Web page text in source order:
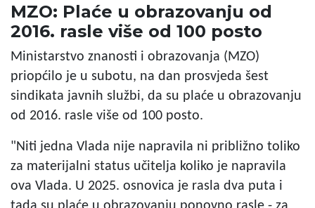
MZO: Plaće u obrazovanju od
2016. rasle više od 100 posto
Ministarstvo znanosti i obrazovanja (MZO)
priopćilo je u subotu, na dan prosvjeda šest
sindikata javnih službi, da su plaće u obrazovanju
od 2016. rasle više od 100 posto.
"Niti jedna Vlada nije napravila ni približno toliko
za materijalni status učitelja koliko je napravila
ova Vlada. U 2025. osnovica je rasla dva puta i